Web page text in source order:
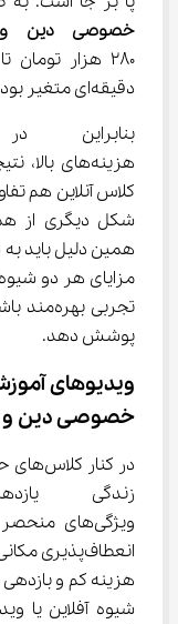
خصوصی دین
دقیقه‌ای متغیر بوده است.
هزینه‌های
کلاس آنلاین هم
همین دلیل باید به
مزایای هر دو
پوشش دهد.
ویدیوهای
خصوصی دین و
در
زندگی
ویژگی‌های
انعطاف‌پذیری
هزینه کم و بازدهی
شیوه آفلاین یا